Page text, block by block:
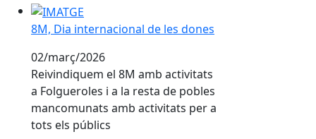
8M, Dia internacional de les dones
8M, Dia internacional de les dones
02/març/2026
Reivindiquem el 8M amb activitats
a Folgueroles i a la resta de pobles
mancomunats amb activitats per a
tots els públics